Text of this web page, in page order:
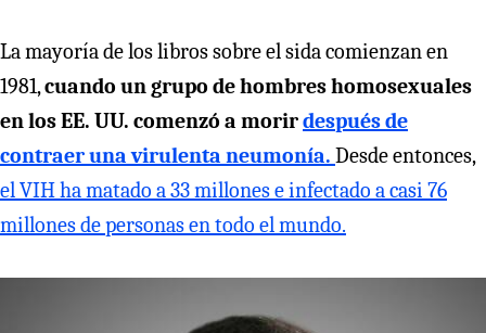
La mayoría de los libros sobre el sida comienzan en
1981,cuando un grupo de hombres homosexuales
en los EE. UU. comenzó a morirdespués de
contraer una virulenta neumonía. Desde entonces,
el VIH ha matado a 33 millones e infectado a casi 76
millones de personas en todo el mundo.